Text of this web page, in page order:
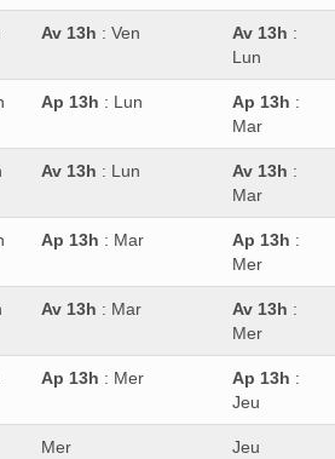
Av 13h : Ven Av 13h :
Lun
Ap 13h : Lun Ap 13h :
Mar
Av 13h : Lun Av 13h :
Mar
Ap 13h : Mar Ap 13h :
Mer
Av 13h : Mar Av 13h :
Mer
Ap 13h : Mer Ap 13h :
Jeu
Mer Jeu